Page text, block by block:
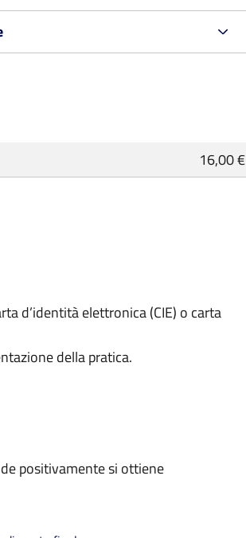
16,00 €
d’identità elettronica (CIE) o carta
della pratica.
positivamente si ottiene